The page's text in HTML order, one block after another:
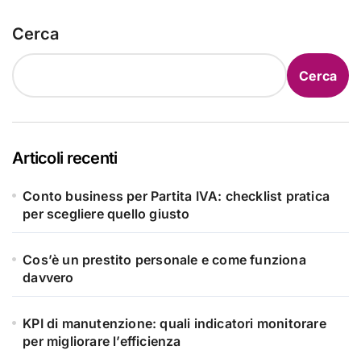
Cerca
Cerca
Articoli recenti
Conto business per Partita IVA: checklist pratica
per scegliere quello giusto
Cos’è un prestito personale e come funziona
davvero
KPI di manutenzione: quali indicatori monitorare
per migliorare l’efficienza